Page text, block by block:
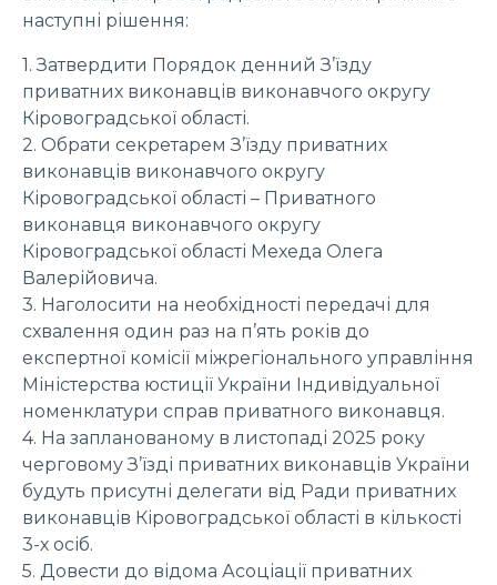
наступні рішення:
1. Затвердити Порядок денний З’їзду
приватних виконавців виконавчого округу
Кіровоградської області.
2. Обрати секретарем З’їзду приватних
виконавців виконавчого округу
Кіровоградської області – Приватного
виконавця виконавчого округу
Кіровоградської області Мехеда Олега
Валерійовича.
3. Наголосити на необхідності передачі для
схвалення один раз на п’ять років до
експертної комісії міжрегіонального управління
Міністерства юстиції України Індивідуальної
номенклатури справ приватного виконавця.
4. На запланованому в листопаді 2025 року
черговому З’їзді приватних виконавців України
будуть присутні делегати від Ради приватних
виконавців Кіровоградської області в кількості
3-х осіб.
5. Довести до відома Асоціації приватних